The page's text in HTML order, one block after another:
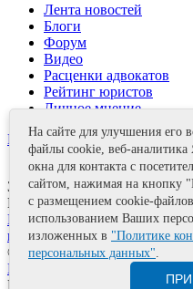
Лента новостей
Блоги
Форум
Видео
Расценки адвокатов
Рейтинг юристов
Личное мнение
Контакты
Задать вопрос
Поделиться
Политика информационной
использования материалов
© 2011—2026 А.Е. Мишушин
Карта сайта
Разработка сайта
На сайте для улучшения его
файлы cookie, веб-
окна для контакта с
сайтом, нажимая на
с размещением cookie-
использованием Ваших
изложенных в "Политике
персональных данных".